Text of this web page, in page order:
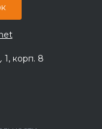
1, корп. 8